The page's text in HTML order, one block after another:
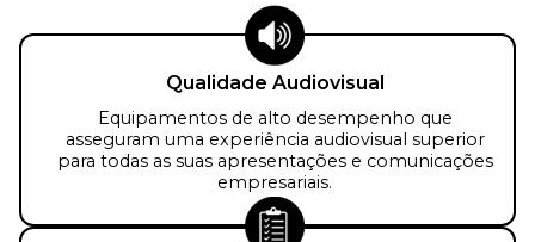
Qualidade Audiovisual
Equipamentos de alto desempenho que
asseguram uma experiência audiovisual superior
para todas as suas apresentações e comunicações
empresariais.